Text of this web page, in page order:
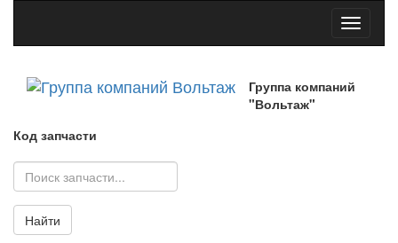
Toggle
Группа компаний
"Вольтаж"
Код запчасти
Найти